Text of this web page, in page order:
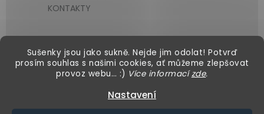
Sušenky jsou jako sukně. Nejde jim odolat! Potvrď
prosím souhlas s našimi cookies, ať můžeme zlepšovat
provoz webu… :) Více informacízde.
Nastavení
KONTAKTY
Vytvořil Shoptet &
Copyright 2026Black Mountain. Všechna práva vyhrazena.